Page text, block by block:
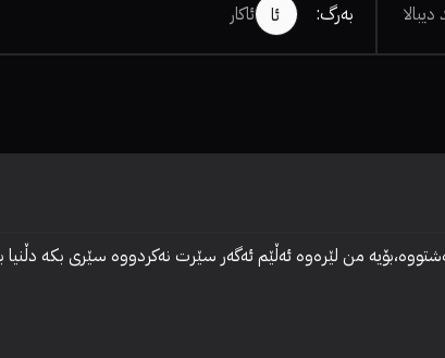
بەرگ: ئا ئاکار
من لێرەوە ئەڵێم ئەگەر سێرت نەکردووە سێری بکە دڵنیا بە پەشیمان